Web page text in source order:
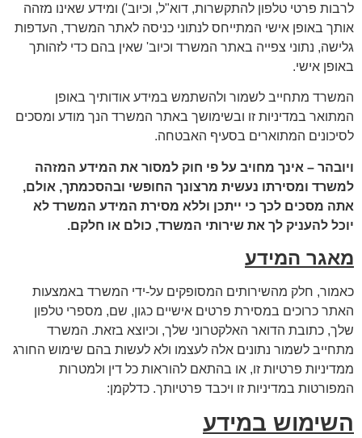
לרבות פרטי טלפון להתקשרות, דוא"ל, וכיוב') ומידע שאינו מזהה
אותך באופן אישי המתייחס לנתוני כניסה לאתר המשרד, העדפות
גלישה, נתוני צפייה באתר המשרד וכיוב' שאין בהם כדי לזהותך
באופן אישי.
המשרד מתחייב לשמור ולהשתמש במידע אודותיך באופן
המתואר במדיניות זו ובשימושך באתר המשרד הנך מודע ומסכים
לסיכונים המתוארים בסעיף האבטחה.
ויובהר – אינך מחויב על פי חוק למסור את המידע המזהה
למשרד ומסירתו נעשית מרצונך החופשי ובהסכמתך, אולם,
אתה מסכים לכך כי ייתכן וללא מסירת המידע המשרד לא
יוכל להעניק לך את שירותי המשרד, כולם או חלקם.
מאגר המידע
כאמור, חלק מהשירותים המסופקים על-ידי המשרד באמצעות
האתר כרוכים במסירת פרטים אישיים כגון, שם, מספרי טלפון
שלך, כתובת הדואר האלקטרוני שלך, וכיוצא בזאת. המשרד
מתחייב לשמור נתונים אלה לעצמו ולא לעשות בהם שימוש החורג
ממדיניות פרטיות זו, או בהתאם להוראות כל דין ולמטרות
המפורטות במדיניות זו ויכבד פרטיותך. כדלקמן:
השימוש במידע